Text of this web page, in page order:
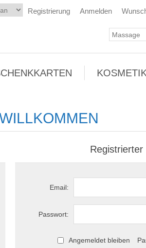
Registrierung Anmelden
KOSMETIK
Registrierter
Email:
Passwort:
Angemeldet bleiben